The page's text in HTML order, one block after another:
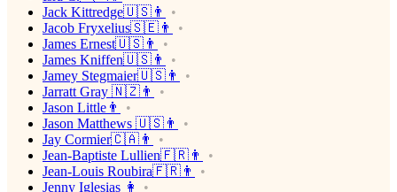
Jack Kittredge🇺🇸👨
Jacob Fryxelius🇸🇪👨
James Ernest🇺🇸👨
James Kniffen🇺🇸👨
Jamey Stegmaier🇺🇸👨
Jarratt Gray 🇳🇿👨
Jason Little👨
Jason Matthews 🇺🇸👨
Jay Cormier🇨🇦👨
Jean-Baptiste Lullien🇫🇷👨
Jean-Louis Roubira🇫🇷👨
Jenny Iglesias 👩